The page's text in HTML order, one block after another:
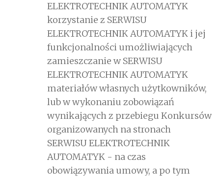
ELEKTROTECHNIK AUTOMATYK
korzystanie z SERWISU
ELEKTROTECHNIK AUTOMATYK i jej
funkcjonalności umożliwiających
zamieszczanie w SERWISU
ELEKTROTECHNIK AUTOMATYK
materiałów własnych użytkowników,
lub w wykonaniu zobowiązań
wynikających z przebiegu Konkursów
organizowanych na stronach
SERWISU ELEKTROTECHNIK
AUTOMATYK - na czas
obowiązywania umowy, a po tym